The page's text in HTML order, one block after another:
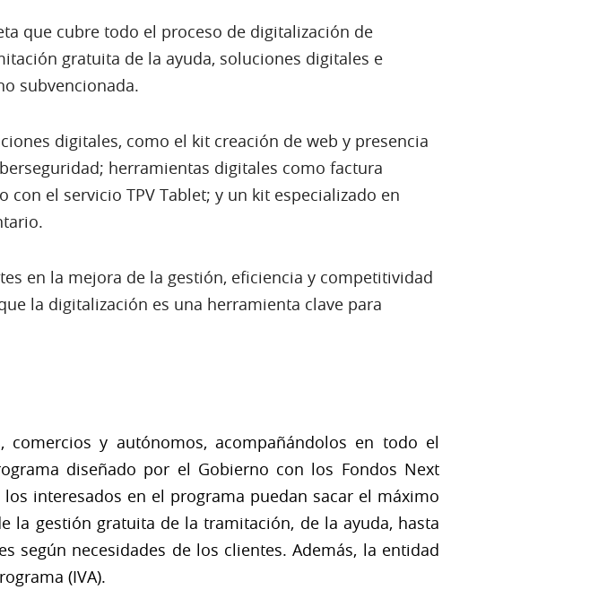
que cubre todo el proceso de digitalización de
gratuita de la ayuda, soluciones digitales e
subvencionada.
digitales, como el kit creación de web y presencia
herramientas digitales como factura
el servicio TPV Tablet; y un kit especializado en
en la mejora de la gestión, eficiencia y competitividad
la digitalización es una herramienta clave para
comercios y autónomos, acompañándolos en todo el
diseñado por el Gobierno con los Fondos Next
interesados en el programa puedan sacar el máximo
la gestión gratuita de la tramitación, de la ayuda, hasta
según necesidades de los clientes. Además, la entidad
(IVA).